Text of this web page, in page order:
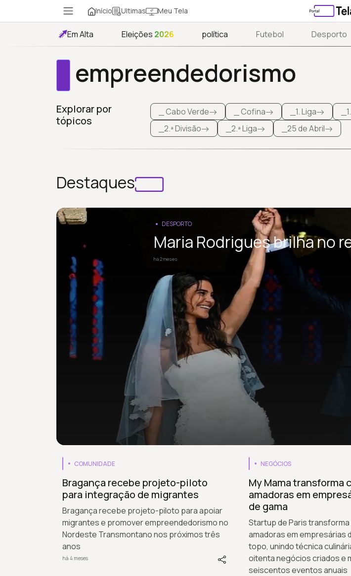
Início Ultimas Meu Tela
Em Alta Eleições 2026 política Futebol Desporto
empreendedorismo
Explorar por
tópicos
_ Cabo Verde _ Cofina _1. Liga
_2.ª Divisão
_2.ª Liga _25 de Abril
Destaques
DESPORTO
Maria Rodrigues brilha no
há 2 meses
COMUNIDADE
Bragança recebe projeto-piloto
para integração de migrantes
Bragança recebe projeto-piloto para apoiar
migrantes e promover empreendedorismo no
Nordeste Transmontano nos próximos três
anos
há 4 meses
NEGÓCIOS
My Mama transforma
amadoras em
de gama
Startup de Paris
amadoras em empresárias
topo, unindo técnica
oitenta negócios criados e
seiscentos eventos anuais